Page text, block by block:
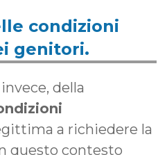
condizioni
genitori.
della
a richiedere la
questo contesto